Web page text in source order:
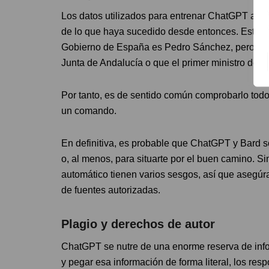
Los datos utilizados para entrenar ChatGPT
de lo que haya sucedido desde entonces. Esto
Gobierno de España es Pedro Sánchez, pero
Junta de Andalucía o que el primer ministro del
Por tanto, es de sentido común comprobarlo
un comando.
En definitiva, es probable que ChatGPT y Bard
o, al menos, para situarte por el buen camino.
automático tienen varios sesgos, así que
de fuentes autorizadas.
Plagio y derechos de autor
ChatGPT se nutre de una enorme reserva de
y pegar esa información de forma literal, los